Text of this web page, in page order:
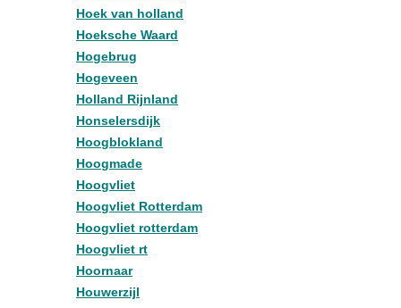
Hoek van holland
Hoeksche Waard
Hogebrug
Hogeveen
Holland Rijnland
Honselersdijk
Hoogblokland
Hoogmade
Hoogvliet
Hoogvliet Rotterdam
Hoogvliet rotterdam
Hoogvliet rt
Hoornaar
Houwerzijl